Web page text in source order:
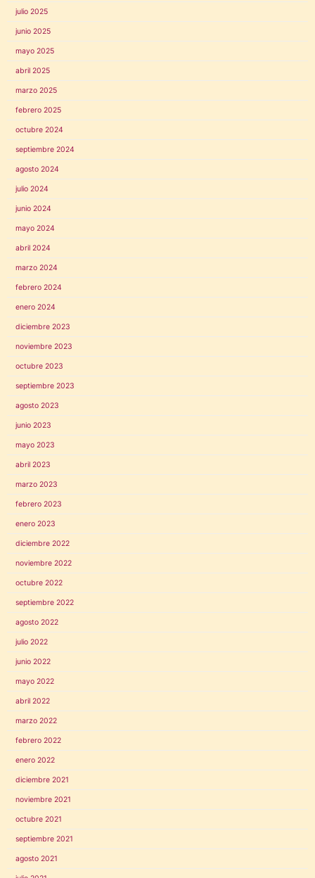
julio 2025
junio 2025
mayo 2025
abril 2025
marzo 2025
febrero 2025
octubre 2024
septiembre 2024
agosto 2024
julio 2024
junio 2024
mayo 2024
abril 2024
marzo 2024
febrero 2024
enero 2024
diciembre 2023
noviembre 2023
octubre 2023
septiembre 2023
agosto 2023
junio 2023
mayo 2023
abril 2023
marzo 2023
febrero 2023
enero 2023
diciembre 2022
noviembre 2022
octubre 2022
septiembre 2022
agosto 2022
julio 2022
junio 2022
mayo 2022
abril 2022
marzo 2022
febrero 2022
enero 2022
diciembre 2021
noviembre 2021
octubre 2021
septiembre 2021
agosto 2021